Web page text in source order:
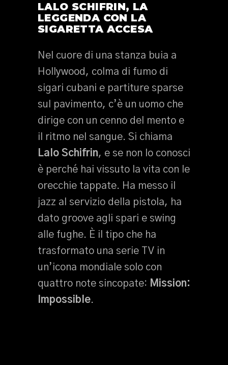
LALO SCHIFRIN, LA
LEGGENDA CON LA
SIGARETTA ACCESA
Nel cuore di una stanza buia a
Hollywood, colma di fumo di
sigari cubani e partiture sparse
sul pavimento, c’è un uomo che
dirige con un cenno del mento e
il ritmo nel sangue. Si chiama
Lalo Schifrin, e se non lo conosci
è perché hai vissuto la vita con le
orecchie tappate. Ha messo il
jazz al servizio della pistola, ha
dato groove agli spari e swing
alle fughe. È il tipo che ha
trasformato una serie TV in
un’icona mondiale solo con
quattro note sincopate: Mission:
Impossible.